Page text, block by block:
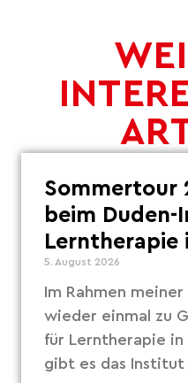
Sommertour
beim
Lerntherapie
5. August 2026
Im Rahmen
wieder einmal zu
für Lerntherapie
gibt es das Institut